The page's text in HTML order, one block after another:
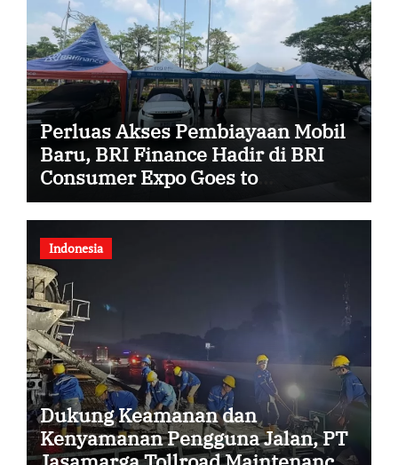
Perluas Akses Pembiayaan Mobil
Baru, BRI Finance Hadir di BRI
Consumer Expo Goes to
Summarecon Bekasi
Indonesia
Dukung Keamanan dan
Kenyamanan Pengguna Jalan, PT